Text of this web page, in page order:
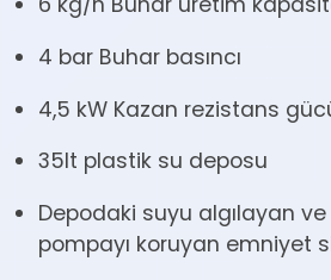
4 bar Buhar basıncı
4,5 kW Kazan rezistans
35lt plastik su deposu
Depodaki suyu algılayan
pompayı koruyan emniyet